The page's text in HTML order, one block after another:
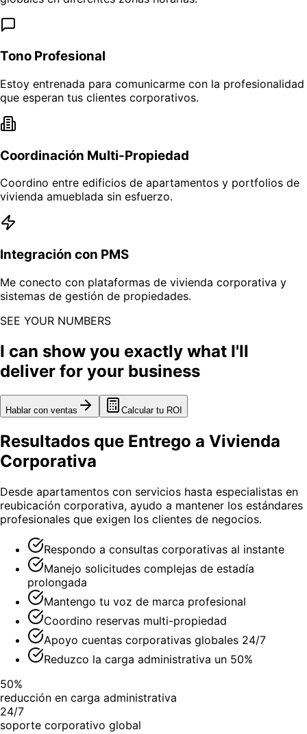
Tono Profesional
Estoy entrenada para comunicarme con la profesionalidad
que esperan tus clientes corporativos.
Coordinación Multi-Propiedad
Coordino entre edificios de apartamentos y portfolios de
vivienda amueblada sin esfuerzo.
Integración con PMS
Me conecto con plataformas de vivienda corporativa y
sistemas de gestión de propiedades.
SEE YOUR NUMBERS
I can show you exactly what I'll
deliver for your business
Hablar con ventas Calcular tu ROI
Resultados que Entrego a Vivienda
Corporativa
Desde apartamentos con servicios hasta especialistas en
reubicación corporativa, ayudo a mantener los estándares
profesionales que exigen los clientes de negocios.
Respondo a consultas corporativas al instante
Manejo solicitudes complejas de estadía
prolongada
Mantengo tu voz de marca profesional
Coordino reservas multi-propiedad
Apoyo cuentas corporativas globales 24/7
Reduzco la carga administrativa un 50%
50%
reducción en carga administrativa
24/7
soporte corporativo global